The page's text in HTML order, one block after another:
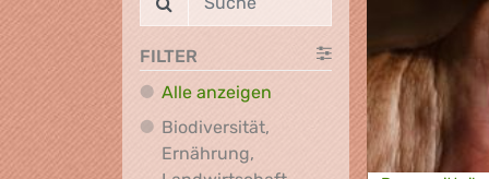
FILTER
Alle anzeigen
Biodiversität,
Ernährung,